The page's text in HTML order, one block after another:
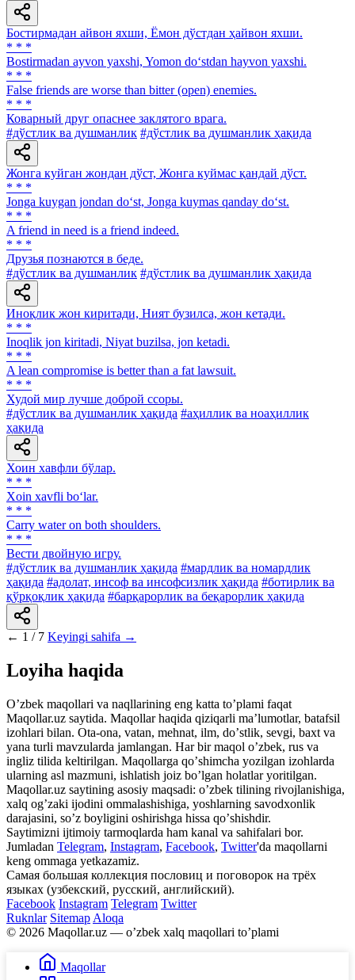
Бостирмадан айвон яхши, Ёмон дўстдан ҳайвон яхши.
* * *
Bostirmadan ayvon yaxshi, Yomon do‘stdan hayvon yaxshi.
* * *
False friends are worse than bitter (open) enemies.
* * *
Коварный друг опаснее заклятого врага.
#дўстлик ва душманлик #дўстлик ва душманлик ҳақида
Жонга куйган жондан дўст, Жонга куймас қандай дўст.
* * *
Jonga kuygan jondan do‘st, Jonga kuymas qanday do‘st.
* * *
A friend in need is a friend indeed.
* * *
Друзья познаются в беде.
#дўстлик ва душманлик #дўстлик ва душманлик ҳақида
Иноқлик жон киритади, Ният бузилса, жон кетади.
* * *
Inoqlik jon kiritadi, Niyat buzilsa, jon ketadi.
* * *
A lean compromise is better than a fat lawsuit.
* * *
Худой мир лучше доброй ссоры.
#дўстлик ва душманлик ҳақида #аҳиллик ва ноаҳиллик
ҳақида
Хоин хавфли бўлар.
* * *
Xoin xavfli bo‘lar.
* * *
Carry water on both shoulders.
* * *
Вести двойную игру.
#дўстлик ва душманлик ҳақида #мардлик ва номардлик
ҳақида #адолат, инсоф ва инсофсизлик ҳақида #ботирлик ва
қўрқоқлик ҳақида #барқарорлик ва беқарорлик ҳақида
← 1 / 7 Keyingi sahifa →
Loyiha haqida
Oʼzbek maqollari va naqllarining eng katta toʼplami faqat
Maqollar.uz saytida. Maqollar haqida qiziqarli maʼlumotlar, batafsil
izohlari bilan. Ota-ona, vatan, mehnat, ilm, doʼstlik, sevgi, baxt va
yana turli mavzularda jamlangan. Har bir maqol oʼzbek, rus va
ingliz tilida keltirilgan. Maqollarga qoʼshimcha yozilgan izohlarda
ularning asl mazmuni, ishlatish joiz boʼlgan holatlar yoritilgan.
Maqollar.uz saytining asosiy maqsadi: oʼzbek tilining rivojlanishiga,
xalq ogʼzaki ijodini ommalashishiga, yoshlarning savodxonlik
darajasini, soʼz boyligini oshirishga hissa qoʼshishdir.
Saytimizni ijtimoiy tarmoqlarda ham kanal va sahifalari bor.
Jumladan Telegram, Instagram, Facebook, Twitter'da maqollarni
keng ommaga yetkazamiz.
Самая большая коллекция пословиц и поговорок на трёх
языках (узбекский, русский, английский).
Facebook Instagram Telegram Twitter
Ruknlar Sitemap Aloqa
© 2026 Maqollar.uz — oʼzbek xalq maqollari toʼplami
Maqollar